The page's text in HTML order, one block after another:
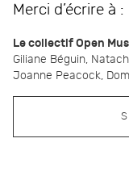
Merci d’écrire à :
Le collectif Open
Giliane Béguin,
Joanne Peacock,